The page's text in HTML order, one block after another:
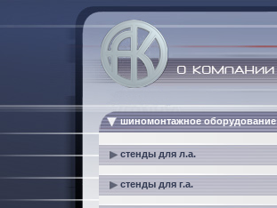
шиномонтажное оборудование
стенды для л.а.
стенды для г.а.